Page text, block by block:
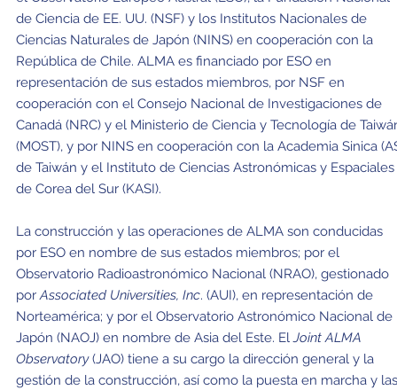
de Ciencia de EE. UU. (NSF) y los Institutos Nacionales de
Ciencias Naturales de Japón (NINS) en cooperación con la
República de Chile. ALMA es financiado por ESO en
representación de sus estados miembros, por NSF en
cooperación con el Consejo Nacional de Investigaciones de
Canadá (NRC) y el Ministerio de Ciencia y Tecnología de
(MOST), y por NINS en cooperación con la Academia Sinica
de Taiwán y el Instituto de Ciencias Astronómicas y Espaciales
de Corea del Sur (KASI).
La construcción y las operaciones de ALMA son conducidas
por ESO en nombre de sus estados miembros; por el
Observatorio Radioastronómico Nacional (NRAO), gestionado
porAssociated Universities, Inc. (AUI), en representación de
Norteamérica; y por el Observatorio Astronómico Nacional de
Japón (NAOJ) en nombre de Asia del Este. ElJoint ALMA
Observatory(JAO) tiene a su cargo la dirección general y la
gestión de la construcción, así como la puesta en marcha y las